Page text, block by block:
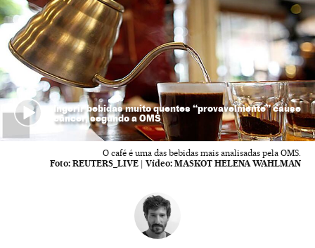
Ingerir bebidas muito quentes “provavelmente” cause
câncer, segundo a OMS
O café é uma das bebidas mais analisadas pela OMS.
Foto: REUTERS_LIVE | Vídeo: MASKOT HELENA WAHLMAN